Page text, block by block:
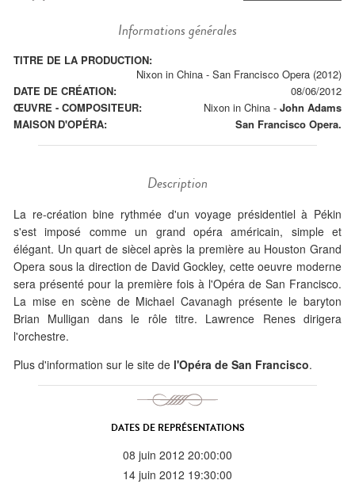
Informations générales
TITRE DE LA PRODUCTION:
Nixon in China - San Francisco Opera (2012)
DATE DE CRÉATION:
08/06/2012
ŒUVRE - COMPOSITEUR:
Nixon in China - John Adams
MAISON D'OPÉRA:
San Francisco Opera.
Description
La re-création bine rythmée d'un voyage présidentiel à Pékin
s'est imposé comme un grand opéra américain, simple et
élégant. Un quart de siècel après la première au Houston Grand
Opera sous la direction de David Gockley, cette oeuvre moderne
sera présenté pour la première fois à l'Opéra de San Francisco.
La mise en scène de Michael Cavanagh présente le baryton
Brian Mulligan dans le rôle titre. Lawrence Renes dirigera
l'orchestre.
Plus d'information sur le site de l'Opéra de San Francisco.
DATES DE REPRÉSENTATIONS
08 juin 2012 20:00:00
14 juin 2012 19:30:00